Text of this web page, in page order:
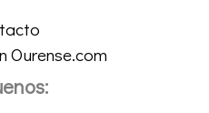
Ourense.com